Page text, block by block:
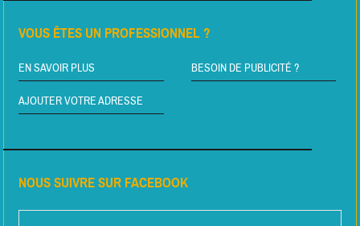
VOUS ÊTES UN PROFESSIONNEL ?
EN SAVOIR PLUS BESOIN DE PUBLICITÉ ?
AJOUTER VOTRE ADRESSE
NOUS SUIVRE SUR FACEBOOK